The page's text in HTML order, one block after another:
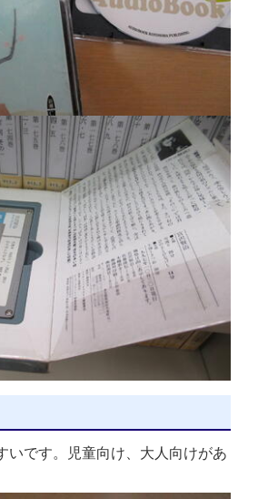
いです。児童向け、大人向けがあ